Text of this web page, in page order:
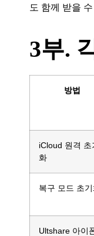
도 함께 받을
3부.
방법
iCloud 원격 초
화
복구 모드 초
Ultshare 아이